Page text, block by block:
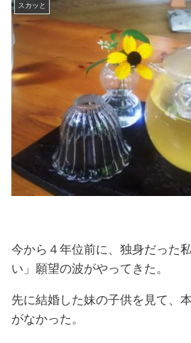
スカッと
今から４年位前に、独身だった
い」願望の波がやってきた。
先に結婚した妹の子供を見て、
がなかった。